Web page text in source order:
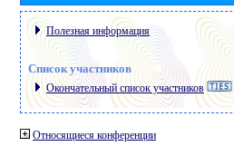
Полезная информация
Список участников
Окончательный список участников
Относящиеся конференции